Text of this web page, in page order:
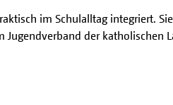
im Schulalltag integriert.
der katholischen